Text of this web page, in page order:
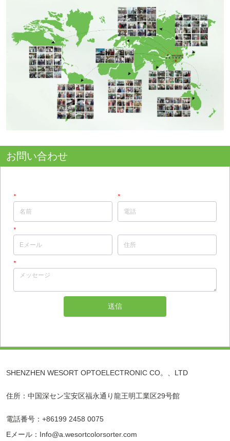
お問い合わせ
* *
*
*
送信
SHENZHEN WESORT OPTOELECTRONIC CO。、LTD
住所：中国深セン宝安区福永通り龍王明工業区29号館
電話番号：+86199 2458 0075
Eメール：Info@a.wesortcolorsorter.com